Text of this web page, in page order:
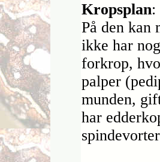
Kropsplan:
På den kan
ikke har
forkrop,
palper
munden,
har